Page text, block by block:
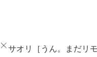
サオリ［うん。まだリモ